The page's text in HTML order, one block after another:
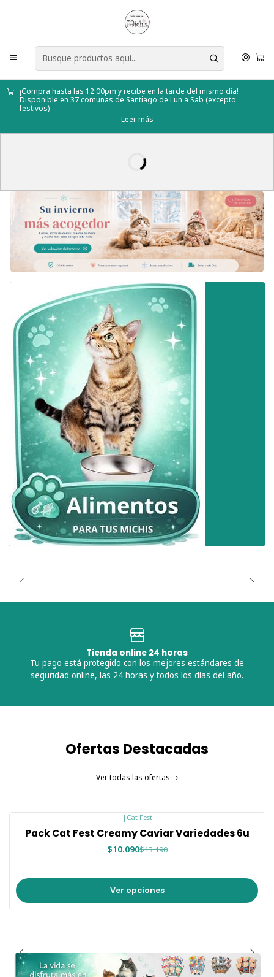
¡Compra hasta las 12:00pm y recibe en la tarde del mismo día!
Disponible en 37 comunas de Santiago de Lun a Sab (excepto
festivos)
Leer más
Tienda online 24 horas
Tu pago está protegido con los mejores estándares de
seguridad online, las 24 horas y todos los días del año.
Ofertas Destacadas
Ver todas las ofertas
| Cat Fest
Pack Cat Fest Creamy Caviar Variedades 6u
$10.090$13.190
Ver opciones